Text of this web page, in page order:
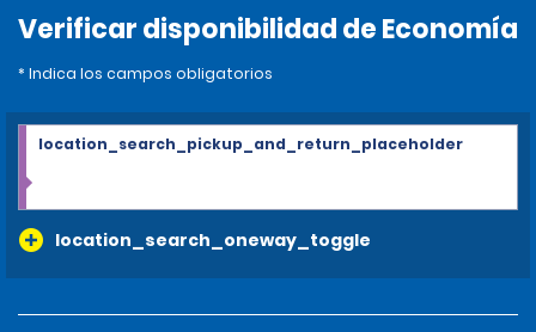
Verificar disponibilidad de Economía
* Indica los campos obligatorios
location_search_oneway_toggle
location_search_pickup_and_return_placeholder